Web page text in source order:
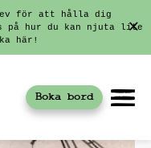
för att hålla dig
på hur du kan njuta lite
här!
Boka bord